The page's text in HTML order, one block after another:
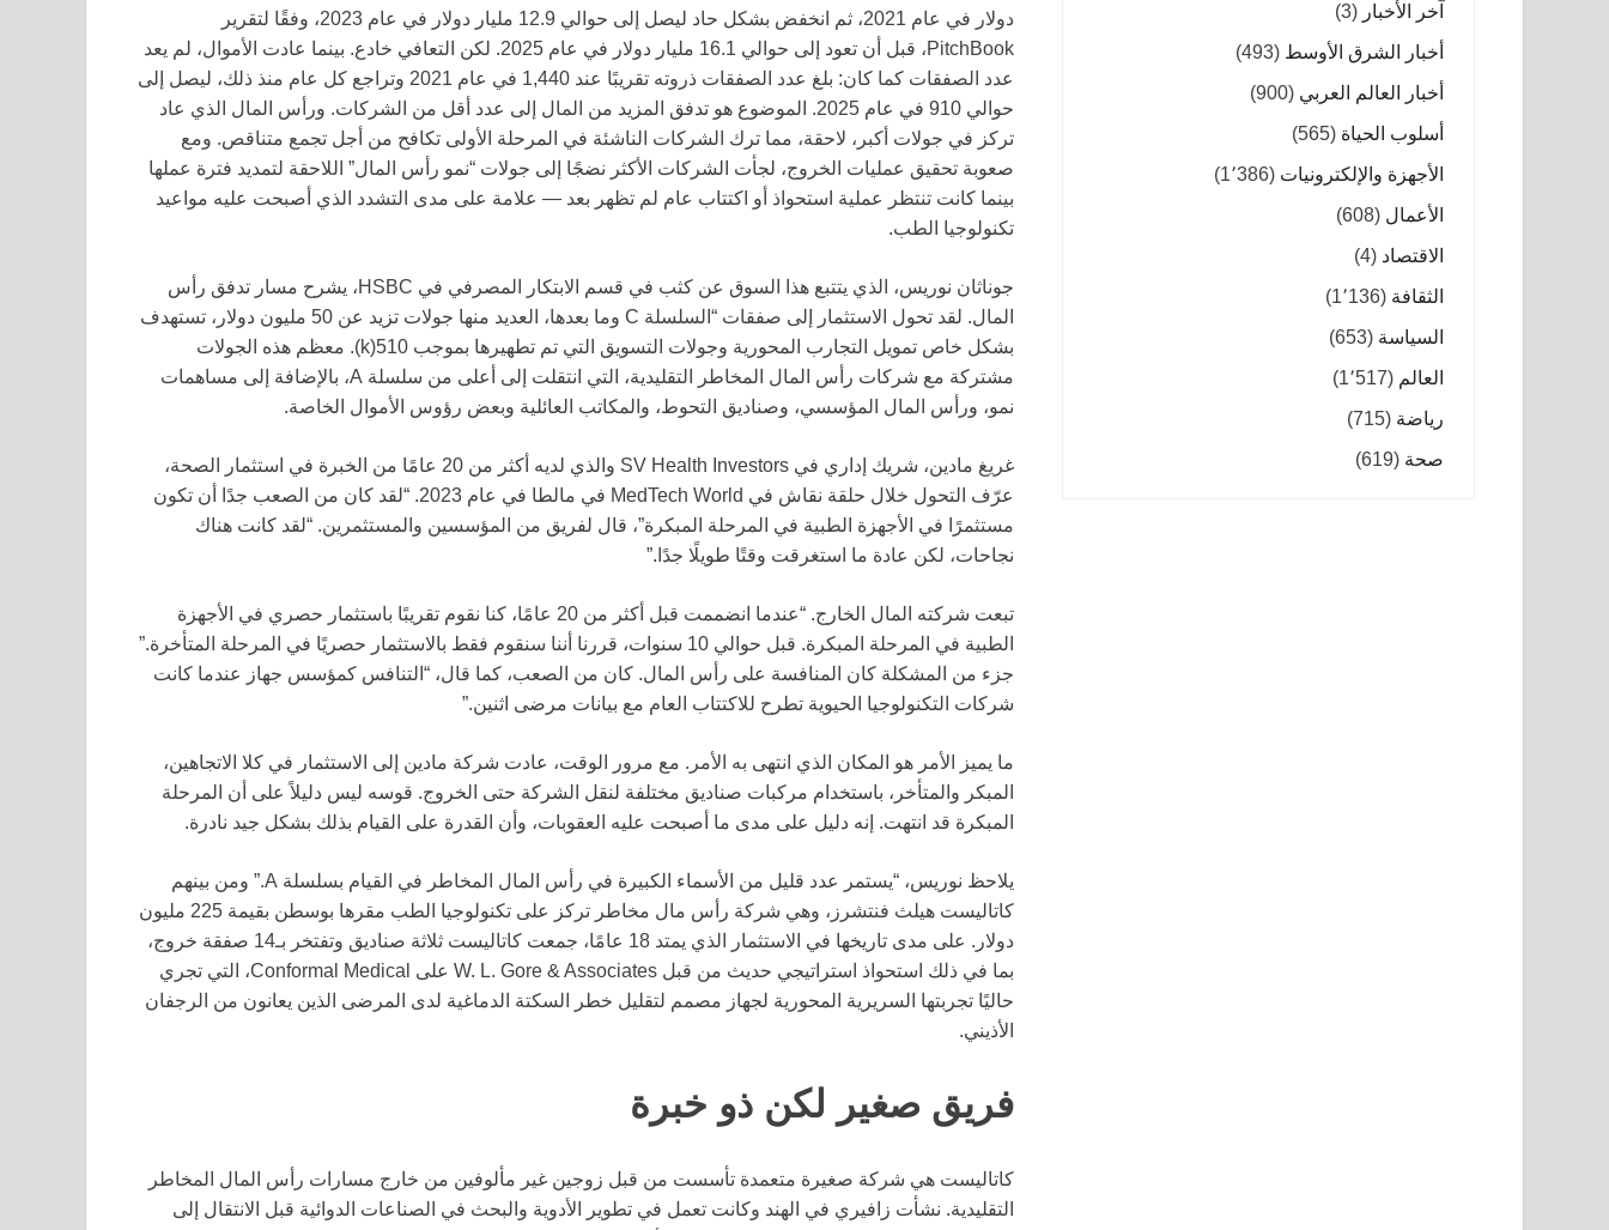
دولار في عام 2021، ثم انخفض بشكل حاد ليصل إلى حوالي 12.9 مليار دولار في عام 2023، وفقًا لتقرير
PitchBook، قبل أن تعود إلى حوالي 16.1 مليار دولار في عام 2025. لكن التعافي خادع. بينما عادت الأموال، لم يعد
عدد الصفقات كما كان: بلغ عدد الصفقات ذروته تقريبًا عند 1,440 في عام 2021 وتراجع كل عام منذ ذلك، ليصل إلى
حوالي 910 في عام 2025. الموضوع هو تدفق المزيد من المال إلى عدد أقل من الشركات. ورأس المال الذي عاد
تركز في جولات أكبر، لاحقة، مما ترك الشركات الناشئة في المرحلة الأولى تكافح من أجل تجمع متناقص. ومع
صعوبة تحقيق عمليات الخروج، لجأت الشركات الأكثر نضجًا إلى جولات “نمو رأس المال” اللاحقة لتمديد فترة عملها
بينما كانت تنتظر عملية استحواذ أو اكتتاب عام لم تظهر بعد — علامة على مدى التشدد الذي أصبحت عليه مواعيد
تكنولوجيا الطب.
جوناثان نوريس، الذي يتتبع هذا السوق عن كثب في قسم الابتكار المصرفي في HSBC، يشرح مسار تدفق رأس
المال. لقد تحول الاستثمار إلى صفقات “السلسلة C وما بعدها، العديد منها جولات تزيد عن 50 مليون دولار، تستهدف
بشكل خاص تمويل التجارب المحورية وجولات التسويق التي تم تطهيرها بموجب 510(k). معظم هذه الجولات
مشتركة مع شركات رأس المال المخاطر التقليدية، التي انتقلت إلى أعلى من سلسلة A، بالإضافة إلى مساهمات
نمو، ورأس المال المؤسسي، وصناديق التحوط، والمكاتب العائلية وبعض رؤوس الأموال الخاصة.
غريغ مادين، شريك إداري في SV Health Investors والذي لديه أكثر من 20 عامًا من الخبرة في استثمار الصحة،
عرّف التحول خلال حلقة نقاش في MedTech World في مالطا في عام 2023. “لقد كان من الصعب جدًا أن تكون
مستثمرًا في الأجهزة الطبية في المرحلة المبكرة”، قال لفريق من المؤسسين والمستثمرين. “لقد كانت هناك
نجاحات، لكن عادة ما استغرقت وقتًا طويلًا جدًا.”
تبعت شركته المال الخارج. “عندما انضممت قبل أكثر من 20 عامًا، كنا نقوم تقريبًا باستثمار حصري في الأجهزة
الطبية في المرحلة المبكرة. قبل حوالي 10 سنوات، قررنا أننا سنقوم فقط بالاستثمار حصريًا في المرحلة المتأخرة.”
جزء من المشكلة كان المنافسة على رأس المال. كان من الصعب، كما قال، “التنافس كمؤسس جهاز عندما كانت
شركات التكنولوجيا الحيوية تطرح للاكتتاب العام مع بيانات مرضى اثنين.”
ما يميز الأمر هو المكان الذي انتهى به الأمر. مع مرور الوقت، عادت شركة مادين إلى الاستثمار في كلا الاتجاهين،
المبكر والمتأخر، باستخدام مركبات صناديق مختلفة لنقل الشركة حتى الخروج. قوسه ليس دليلاً على أن المرحلة
المبكرة قد انتهت. إنه دليل على مدى ما أصبحت عليه العقوبات، وأن القدرة على القيام بذلك بشكل جيد نادرة.
يلاحظ نوريس، “يستمر عدد قليل من الأسماء الكبيرة في رأس المال المخاطر في القيام بسلسلة A.” ومن بينهم
كاتاليست هيلث فنتشرز، وهي شركة رأس مال مخاطر تركز على تكنولوجيا الطب مقرها بوسطن بقيمة 225 مليون
دولار. على مدى تاريخها في الاستثمار الذي يمتد 18 عامًا، جمعت كاتاليست ثلاثة صناديق وتفتخر بـ14 صفقة خروج،
بما في ذلك استحواذ استراتيجي حديث من قبل W. L. Gore & Associates على Conformal Medical، التي تجري
حاليًا تجربتها السريرية المحورية لجهاز مصمم لتقليل خطر السكتة الدماغية لدى المرضى الذين يعانون من الرجفان
الأذيني.
فريق صغير لكن ذو خبرة
كاتاليست هي شركة صغيرة متعمدة تأسست من قبل زوجين غير مألوفين من خارج مسارات رأس المال المخاطر
التقليدية. نشأت زافيري في الهند وكانت تعمل في تطوير الأدوية والبحث في الصناعات الدوائية قبل الانتقال إلى
آخر الأخبار (3)
أخبار الشرق الأوسط (493)
أخبار العالم العربي (900)
أسلوب الحياة (565)
الأجهزة والإلكترونيات (1٬386)
الأعمال (608)
الاقتصاد (4)
الثقافة (1٬136)
السياسة (653)
العالم (1٬517)
رياضة (715)
صحة (619)